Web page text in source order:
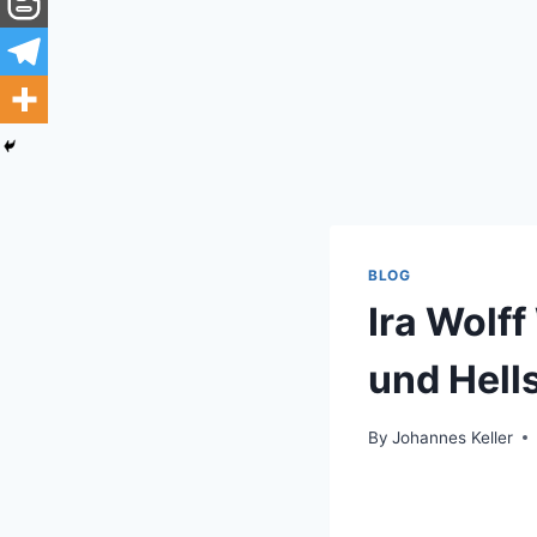
BLOG
Ira
und
By Johannes Keller